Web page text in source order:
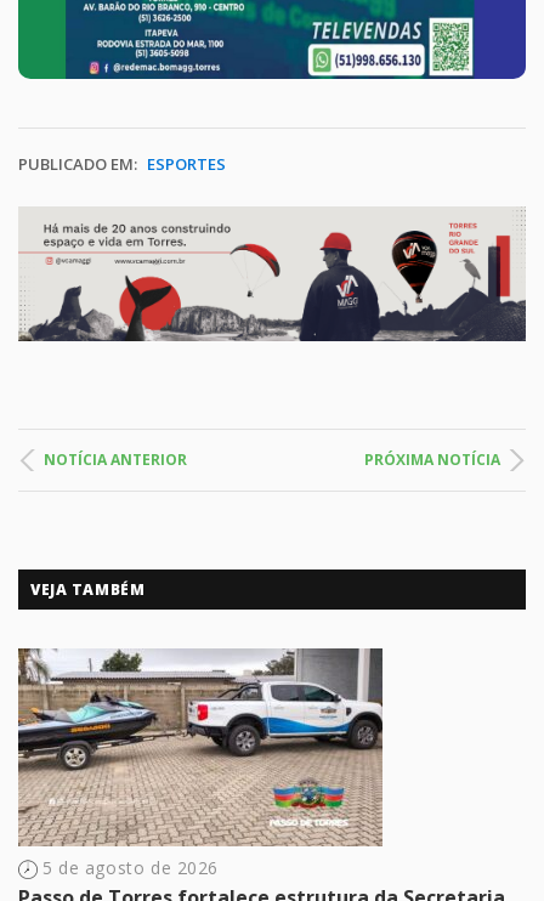
PUBLICADO EM: ESPORTES
NOTÍCIA ANTERIOR PRÓXIMA NOTÍCIA
VEJA TAMBÉM
5 de agosto de 2026